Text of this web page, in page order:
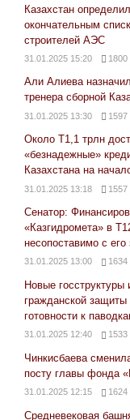
Казахстан
окончательным
строителей АЭС
31.01.2025 15:20 1800
Али Алиева
тренера сборной
31.01.2025 13:30 1597
Около Т1,1 трлн
«безнадежные»
Казахстана на
31.01.2025 13:18 1557
Сенатор:
«Казгидромета» в
несопоставимо с
31.01.2025 13:00 1634
Новые госструктуры
гражданской
готовности к
31.01.2025 12:40 1533
Чинкисбаева
посту главы фонда
31.01.2025 12:15 1624
Средневековая